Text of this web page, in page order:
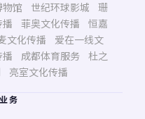
馆 世纪环球影城
珊
菲奥文化传播
恒嘉
文化传播
爱在一线文
成都体育服务 杜之
亮室文化传播
业务